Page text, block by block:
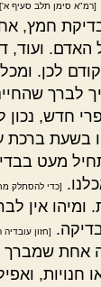
[רמ"א סימן תלב סעיף א']
חמץ,
ועוד,
לכן.
לברך
חדש,
בשעת ברכת
מעט
[כדי להסתלק
אין
[חזון
אחת שמברך
חנויות,